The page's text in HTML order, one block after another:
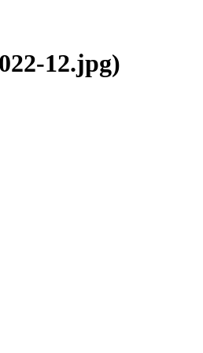
12.jpg)